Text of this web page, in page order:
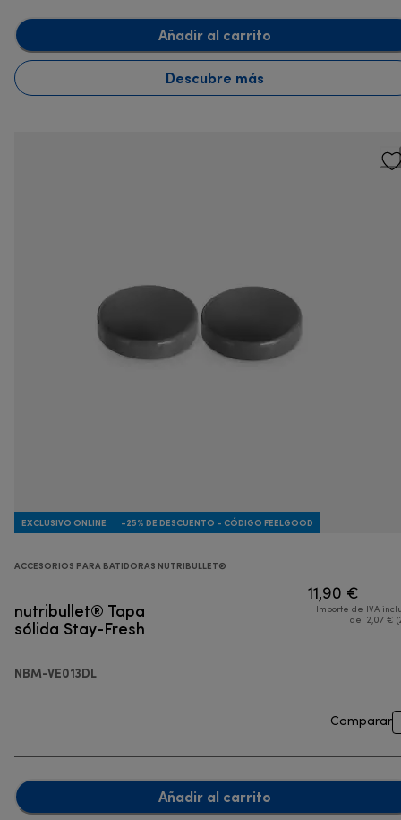
Añadir al carrito
Descubre más
EXCLUSIVO ONLINE -25% DE DESCUENTO - CÓDIGO FEELGOOD
ACCESORIOS PARA BATIDORAS NUTRIBULLET®
nutribullet® Tapa
sólida Stay-Fresh
NBM-VE013DL
11,90 €
Importe de IVA
del 2,07 €
Comparar
Añadir al carrito